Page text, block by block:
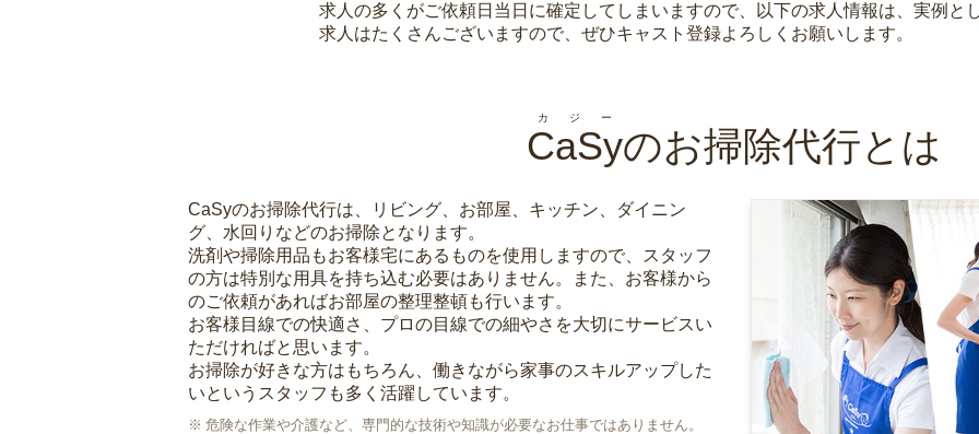
求人の多くがご依頼日当日に確定してしまいますので、以下の求人情報は、実例と
求人はたくさんございますので、ぜひキャスト登録よろしくお願いします。
CaSy
カジー
のお掃除代行とは
CaSyのお掃除代行は、リビング、お部屋、キッチン、ダイニン
グ、水回りなどのお掃除となります。
洗剤や掃除用品もお客様宅にあるものを使用しますので、スタッフ
の方は特別な用具を持ち込む必要はありません。また、お客様から
のご依頼があればお部屋の整理整頓も行います。
お客様目線での快適さ、プロの目線での細やさを大切にサービスい
ただければと思います。
お掃除が好きな方はもちろん、働きながら家事のスキルアップした
いというスタッフも多く活躍しています。
危険な作業や介護など、専門的な技術や知識が必要なお仕事ではありません。